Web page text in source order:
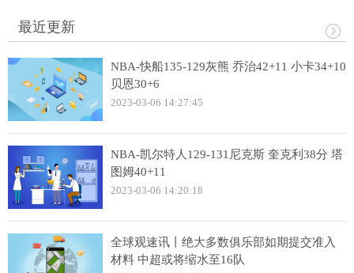
最近更新
NBA-快船135-129灰熊 乔治42+11 小卡34+10
贝恩30+6
2023-03-06 14:27:45
NBA-凯尔特人129-131尼克斯 奎克利38分 塔
图姆40+11
2023-03-06 14:20:18
全球观速讯丨绝大多数俱乐部如期提交准入
材料 中超或将缩水至16队